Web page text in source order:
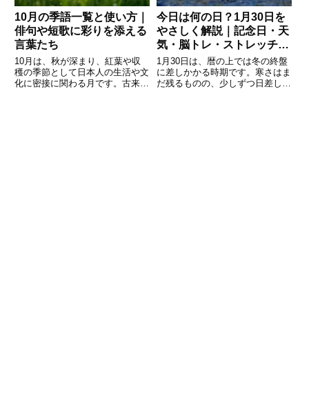
10月の季語一覧と使い方｜
俳句や短歌に彩りを添える
言葉たち
10月は、秋が深まり、紅葉や収
穫の季節として日本人の生活や文
化に密接に関わる月です。古来よ
今日は何の日？1月30日を
やさしく解説｜記念日・天
気・脳トレ・ストレッチで
一日を元気に
1月30日は、暦の上では冬の終盤
に差しかかる時期です。寒さはま
だ残るものの、少しずつ日差しが